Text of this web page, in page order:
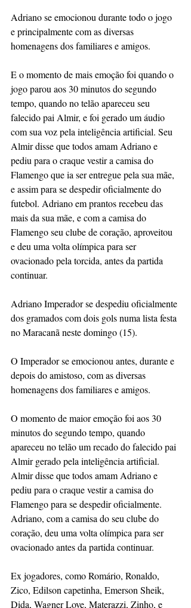
Adriano se emocionou durante todo o jogo
e principalmente com as diversas
homenagens dos familiares e amigos.
E o momento de mais emoção foi quando o
jogo parou aos 30 minutos do segundo
tempo, quando no telão apareceu seu
falecido pai Almir, e foi gerado um áudio
com sua voz pela inteligência artificial. Seu
Almir disse que todos amam Adriano e
pediu para o craque vestir a camisa do
Flamengo que ia ser entregue pela sua mãe,
e assim para se despedir oficialmente do
futebol. Adriano em prantos recebeu das
mais da sua mãe, e com a camisa do
Flamengo seu clube de coração, aproveitou
e deu uma volta olímpica para ser
ovacionado pela torcida, antes da partida
continuar.
Adriano Imperador se despediu oficialmente
dos gramados com dois gols numa lista festa
no Maracanã neste domingo (15).
O Imperador se emocionou antes, durante e
depois do amistoso, com as diversas
homenagens dos familiares e amigos.
O momento de maior emoção foi aos 30
minutos do segundo tempo, quando
apareceu no telão um recado do falecido pai
Almir gerado pela inteligência artificial.
Almir disse que todos amam Adriano e
pediu para o craque vestir a camisa do
Flamengo para se despedir oficialmente.
Adriano, com a camisa do seu clube do
coração, deu uma volta olímpica para ser
ovacionado antes da partida continuar.
Ex jogadores, como Romário, Ronaldo,
Zico, Edilson capetinha, Emerson Sheik,
Dida, Wagner Love, Materazzi, Zinho, e